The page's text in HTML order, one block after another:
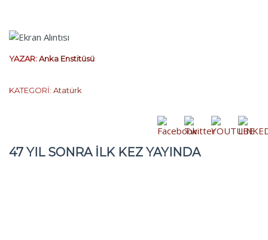
YAZAR:Anka Enstitüsü
KATEGORİ: Atatürk
47 YIL SONRA ILK KEZ YAYINDA